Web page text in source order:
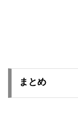
まとめ